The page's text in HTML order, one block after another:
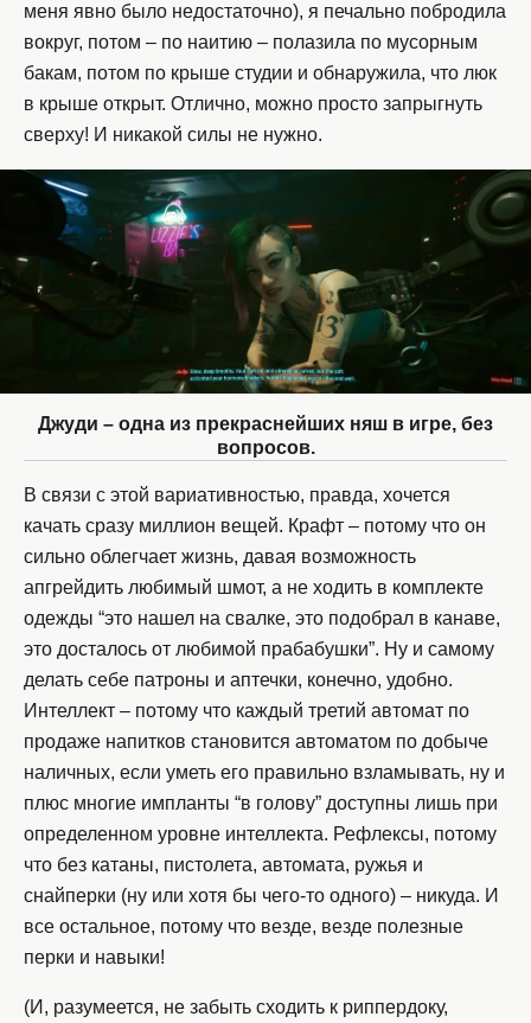
меня явно было недостаточно), я печально побродила
вокруг, потом – по наитию – полазила по мусорным
бакам, потом по крыше студии и обнаружила, что люк
в крыше открыт. Отлично, можно просто запрыгнуть
сверху! И никакой силы не нужно.
Джуди – одна из прекраснейших няш в игре, без
вопросов.
В связи с этой вариативностью, правда, хочется
качать сразу миллион вещей. Крафт – потому что он
сильно облегчает жизнь, давая возможность
апгрейдить любимый шмот, а не ходить в комплекте
одежды “это нашел на свалке, это подобрал в канаве,
это досталось от любимой прабабушки”. Ну и самому
делать себе патроны и аптечки, конечно, удобно.
Интеллект – потому что каждый третий автомат по
продаже напитков становится автоматом по добыче
наличных, если уметь его правильно взламывать, ну и
плюс многие импланты “в голову” доступны лишь при
определенном уровне интеллекта. Рефлексы, потому
что без катаны, пистолета, автомата, ружья и
снайперки (ну или хотя бы чего-то одного) – никуда. И
все остальное, потому что везде, везде полезные
перки и навыки!
(И, разумеется, не забыть сходить к риппердоку,